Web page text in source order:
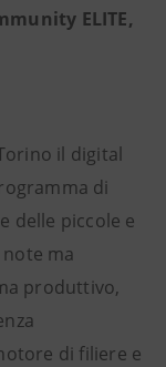
ELITE,
il digital
di
delle piccole e
ma
produttivo,
di filiere e